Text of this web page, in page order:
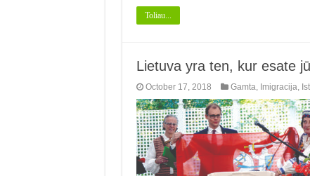
Toliau...
Lietuva yra ten, kur esate
October 17, 2018 Gamta Imigracija